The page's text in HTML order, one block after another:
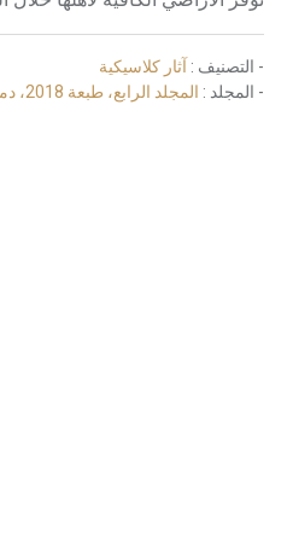
- التصنيف : آثار كلاسيكية
- المجلد : المجلد الرابع، طبعة 2018، دمشق